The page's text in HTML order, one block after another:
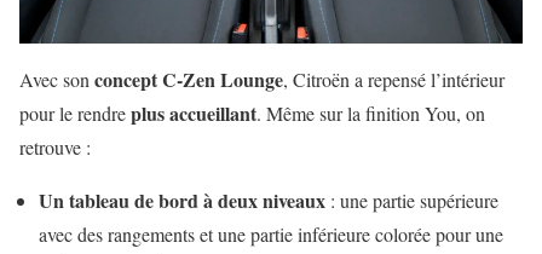
Avec sonconcept C-Zen Lounge, Citroën a repensé l’intérieur
pour le rendreplus accueillant. Même sur la finition You, on
retrouve :
Un tableau de bord à deux niveaux : une partie supérieure
avec des rangements et une partie inférieure colorée pour une